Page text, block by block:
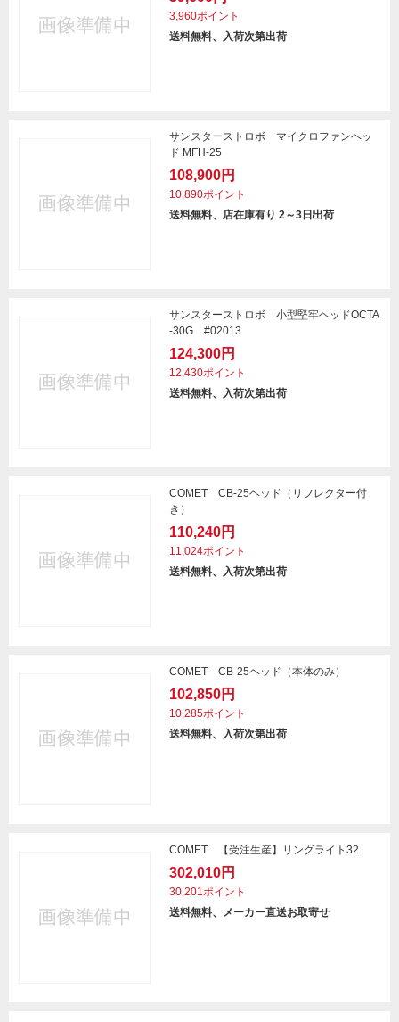
3,960ポイント
送料無料、入荷次第出荷
サンスターストロボ マイクロファンヘッ
ド MFH-25
108,900円
10,890ポイント
送料無料、店在庫有り 2～3日出荷
サンスターストロボ 小型堅牢ヘッドOCTA
-30G #02013
124,300円
12,430ポイント
送料無料、入荷次第出荷
COMET CB-25ヘッド（リフレクター付
き）
110,240円
11,024ポイント
送料無料、入荷次第出荷
COMET CB-25ヘッド（本体のみ）
102,850円
10,285ポイント
送料無料、入荷次第出荷
COMET 【受注生産】リングライト32
302,010円
30,201ポイント
送料無料、メーカー直送お取寄せ